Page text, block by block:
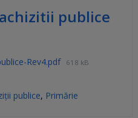
publice
Rev4.pdf 618 kB
publice, Primărie